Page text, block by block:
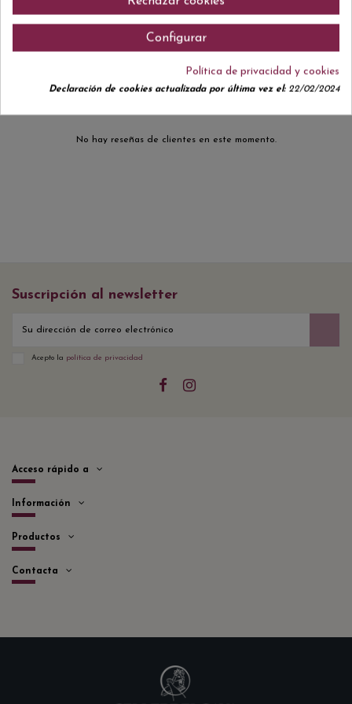
No hay reseñas de clientes en este momento.
Suscripción al newsletter
Acepto la política de privacidad
Acceso rápido a
Información
Productos
Contacta
Configurar
Política de privacidad y cookies
Declaración de cookies actualizada por última vez el:22/02/2024